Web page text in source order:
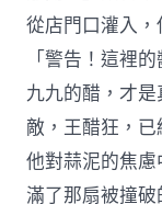
從店門口灌入，
「警告！這裡
九九的醋，才
敵，王醋狂，
他對蒜泥的焦
滿了那扇被撞